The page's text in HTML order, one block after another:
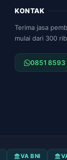
KONTAK
Terima jasa
mulai dari 300
0851 8593
VA BNI